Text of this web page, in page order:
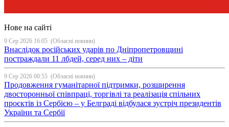
Нове на сайті
9 Сер 2026 16:05 (Обласні новини)
Внаслідок російських ударів по Дніпропетровщині
постраждали 11 лбдей, серед них – діти
9 Сер 2026 00:55 (Обласні новини)
Продовження гуманітарної підтримки, розширення
двосторонньої співпраці, торгівлі та реалізація спільних
проєктів із Сербією – у Белграді відбулася зустріч президентів
України та Сербії